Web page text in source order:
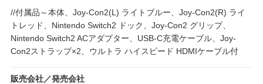
//付属品～本体、Joy-Con2(L) ライトブルー、Joy-Con2(R) ライ
トレッド、Nintendo Switch2 ドック、Joy-Con2 グリップ、
Nintendo Switch2 ACアダプター、USB-C充電ケーブル、Joy-
Con2ストラップ×2、ウルトラ ハイスピード HDMIケーブル付
販売会社／発売会社